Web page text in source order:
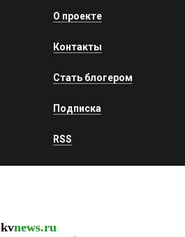
О проекте
Контакты
Стать блогером
Подписка
RSS
kvnews.ru